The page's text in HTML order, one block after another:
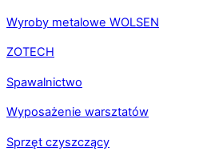
Wyroby metalowe WOLSEN
ZOTECH
Spawalnictwo
Wyposażenie warsztatów
Sprzęt czyszczący